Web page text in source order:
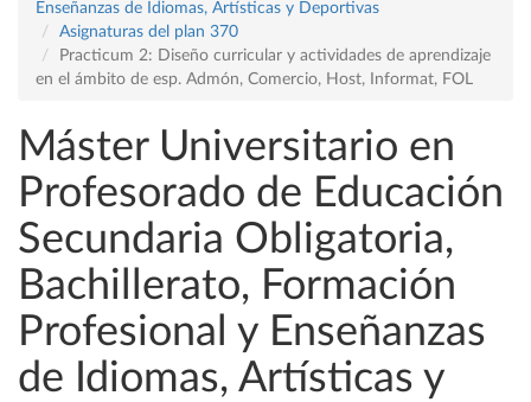
Enseñanzas de Idiomas, Artísticas y Deportivas
Asignaturas del plan 370
Practicum 2: Diseño curricular y actividades de aprendizaje
en el ámbito de esp. Admón, Comercio, Host, Informat, FOL
Máster Universitario en
Profesorado de Educación
Secundaria Obligatoria,
Bachillerato, Formación
Profesional y Enseñanzas
de Idiomas, Artísticas y